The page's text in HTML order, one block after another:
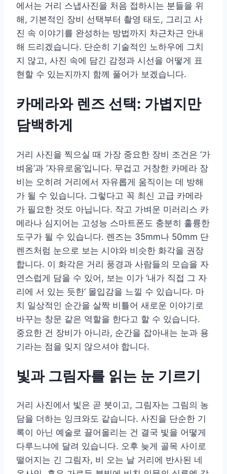
에서는 거리 스냅사진을 처음 접하시는 분들을 위
해, 기본적인 장비 선택부터 촬영 태도, 그리고 사
진 속 이야기를 완성하는 방법까지 차근차근 안내
해 드리겠습니다. 단순히 기술적인 노하우에 그치
지 않고, 사진 속에 담긴 감정과 시선을 어떻게 표
현할 수 있는지까지 함께 풀어가 보겠습니다.
카메라와 렌즈 선택: 가볍지만
담백하게
거리 사진을 찍으실 때 가장 중요한 장비 조건은 ‘가
벼움’과 ‘자유로움’입니다. 무겁고 거창한 카메라 장
비는 오히려 거리에서 자유롭게 움직이는 데 방해
가 될 수 있습니다. 그렇다고 꼭 최신 고급 카메라
가 필요한 것도 아닙니다. 작고 가벼운 미러리스 카
메라나 심지어는 고성능 스마트폰도 충분히 훌륭한
도구가 될 수 있습니다. 렌즈는 35mm나 50mm 단
렌즈처럼 눈으로 보는 시야와 비슷한 화각을 권장
합니다. 이 화각은 거리 풍경과 사람들의 모습을 자
연스럽게 담을 수 있어, 보는 이가 ‘내가 직접 그 자
리에 서 있는 듯한’ 몰입감을 느낄 수 있습니다. 마
치 일상적인 순간을 살짝 비틀어 새로운 이야기로
바꾸는 창문 같은 역할을 한다고 할 수 있습니다.
중요한 건 장비가 아니라, 순간을 잡아내는 눈과 용
기라는 점을 잊지 않으셔야 합니다.
빛과 그림자를 읽는 눈 기르기
거리 사진에서 빛은 곧 붓이고, 그림자는 그림의 농
담을 더하는 잉크와도 같습니다. 사진을 단순한 기
록이 아닌 예술로 끌어올리는 건 결국 빛을 어떻게
다루느냐에 달려 있습니다. 오후 늦게 골목 사이로
떨어지는 긴 그림자, 비 오는 날 거리에 반사된 네